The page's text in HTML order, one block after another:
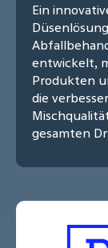
Ein
entwickelt,
Produkten
die
gesamten